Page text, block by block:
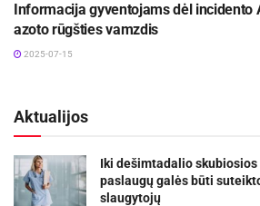
Informacija gyventojams dėl incidento
azoto rūgšties vamzdis
2025-07-15
Aktualijos
Iki dešimtadalio
paslaugų galės būti
slaugytojų